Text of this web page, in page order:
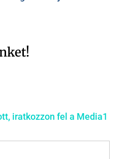
iratkozzon fel a Media1